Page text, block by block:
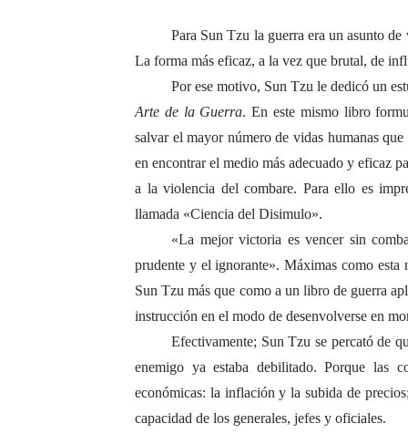
Para Sun Tzu la guerra era un asunto
La forma más eficaz, a la vez que brutal, de
Por ese motivo, Sun Tzu le dedicó un
Arte de la Guerra. En este mismo libro
salvar el mayor número de vidas humanas
en encontrar el medio más adecuado y eficaz
a la violencia del combare. Para ello es
llamada «Ciencia del Disimulo».
«La mejor victoria es vencer sin
prudente y el ignorante». Máximas como esta
Sun Tzu más que como a un libro de guerra
instrucción en el modo de desenvolverse en
Efectivamente; Sun Tzu se percató de
enemigo ya estaba debilitado. Porque las
económicas: la inflación y la subida de
capacidad de los generales, jefes y oficiales.